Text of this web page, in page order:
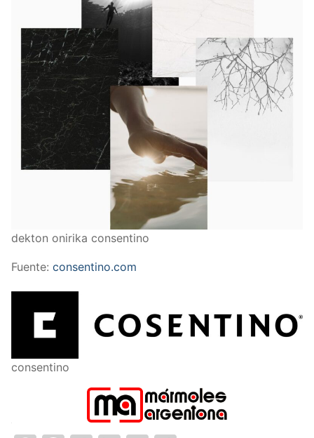
dekton onirika consentino
Fuente: consentino.com
consentino
Summary